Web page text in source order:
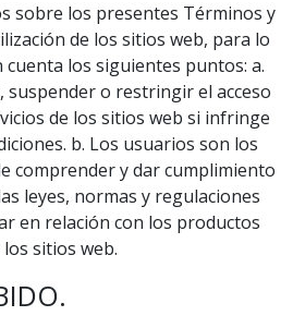
sobre los presentes Términos y
de los sitios web, para lo
los siguientes puntos: a.
o restringir el acceso
de los sitios web si infringe
b. Los usuarios son los
comprender y dar cumplimiento
leyes, normas y regulaciones
en relación con los productos
sitios web.